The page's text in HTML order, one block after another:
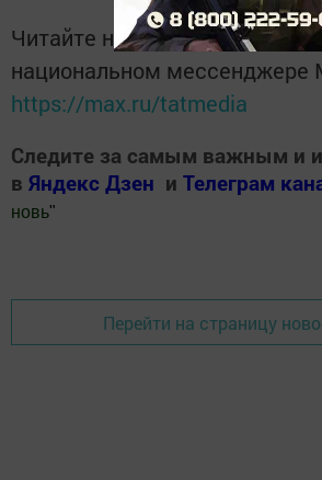
Читайте новости Татарстана
национальном мессенджере
https://max.ru/tatmedia
Следите за самым важным и
в Яндекс Дзен и Телеграм
новь"
Перейти на страницу